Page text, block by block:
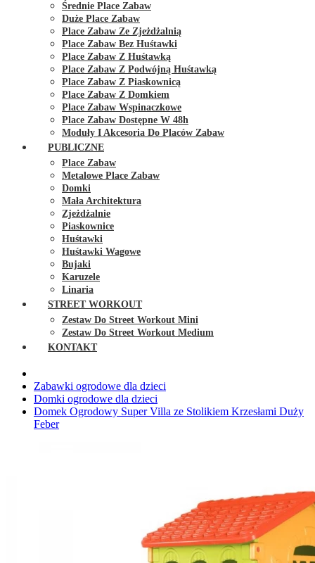
Średnie Place Zabaw
Duże Place Zabaw
Place Zabaw Ze Zjeżdżalnią
Place Zabaw Bez Huśtawki
Place Zabaw Z Huśtawką
Place Zabaw Z Podwójną Huśtawką
Place Zabaw Z Piaskownicą
Place Zabaw Z Domkiem
Place Zabaw Wspinaczkowe
Place Zabaw Dostępne W 48h
Moduły I Akcesoria Do Placów Zabaw
PUBLICZNE
Place Zabaw
Metalowe Place Zabaw
Domki
Mała Architektura
Zjeżdżalnie
Piaskownice
Huśtawki
Huśtawki Wagowe
Bujaki
Karuzele
Linaria
STREET WORKOUT
Zestaw Do Street Workout Mini
Zestaw Do Street Workout Medium
KONTAKT
Zabawki ogrodowe dla dzieci
Domki ogrodowe dla dzieci
Domek Ogrodowy Super Villa ze Stolikiem Krzesłami Duży
Feber